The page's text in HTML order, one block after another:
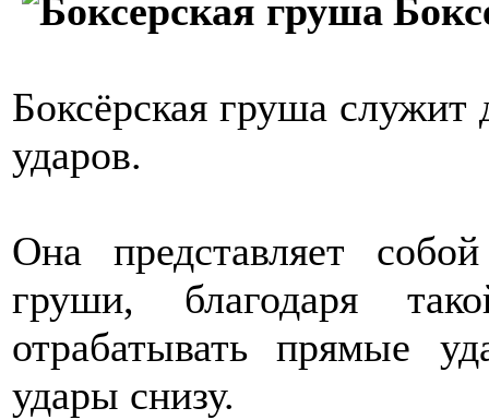
Боксёрская груша служит
ударов.
Она представляет
груши, благодаря
отрабатывать прямые
удары снизу.